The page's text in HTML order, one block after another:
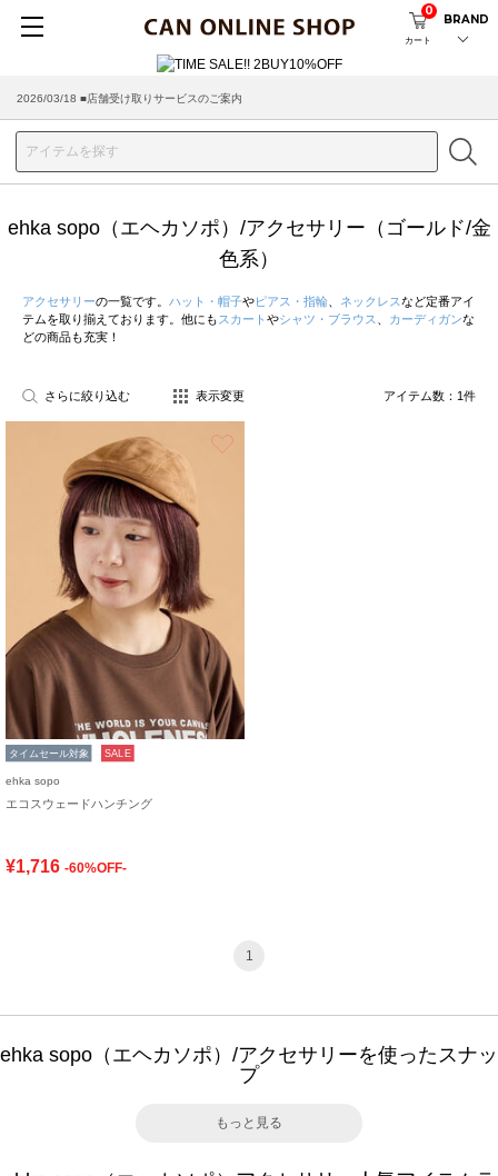
カート
0
BRAND
2026/03/18 ■店舗受け取りサービスのご案内
ehka sopo（エヘカソポ）/アクセサリー（ゴールド/金
色系）
アクセサリーの一覧です。 ハット・帽子やピアス・指輪 ネックレスなど定番アイ
テムを取り揃えております。他にも スカート やシャツ・ブラウス カーディガンな
どの商品も充実！
さらに絞り込む 表示変更 アイテム数： 1件
タイムセール対象 SALE
ehka sopo
エコスウェードハンチング
¥1,716 -60%OFF-
1
ehka sopo（エヘカソポ）/アクセサリーを使ったスナッ
プ
もっと見る